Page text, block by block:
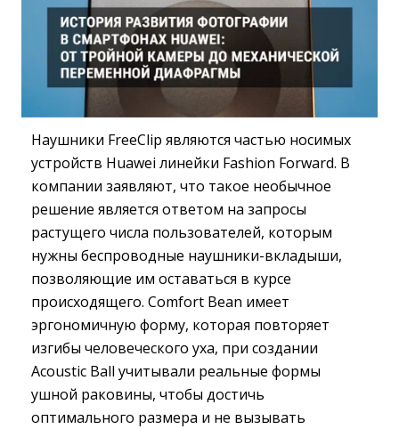
Наушники FreeClip являются частью носимых
устройств Huawei линейки Fashion Forward. В
компании заявляют, что такое необычное
решение является ответом на запросы
растущего числа пользователей, которым
нужны беспроводные наушники-вкладыши,
позволяющие им оставаться в курсе
происходящего. Comfort Bean имеет
эргономичную форму, которая повторяет
изгибы человеческого уха, при создании
Acoustic Ball учитывали реальные формы
ушной раковины, чтобы достичь
оптимального размера и не вызывать